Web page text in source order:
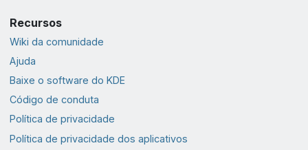
Recursos
Wiki da comunidade
Ajuda
Baixe o software do KDE
Código de conduta
Política de privacidade
Política de privacidade dos aplicativos